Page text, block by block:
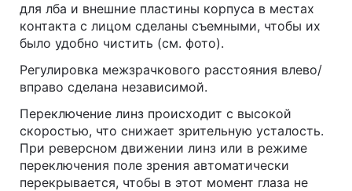
для лба и внешние пластины корпуса в местах
контакта с лицом сделаны съемными, чтобы их
было удобно чистить (см. фото).
Регулировка межзрачкового расстояния влево/
вправо сделана независимой.
Переключение линз происходит с высокой
скоростью, что снижает зрительную усталость.
При реверсном движении линз или в режиме
переключения поле зрения автоматически
перекрывается, чтобы в этот момент глаза не